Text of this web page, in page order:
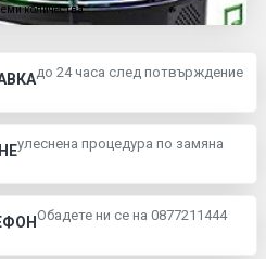
количества
до 24 часа след потвърждение
улеснена процедура по замяна
Обадете ни се на 0877211444